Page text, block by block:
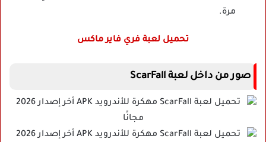
مرة.
تحميل لعبة فري فاير ماكس
صور من داخل لعبة ScarFall